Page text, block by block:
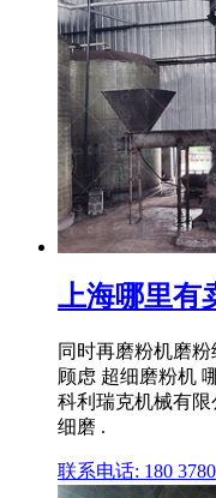
上海哪里有
同时再磨粉机磨
顾虑 超细磨粉机
科利瑞克机械有
细磨 .
联系电话: 180 3780